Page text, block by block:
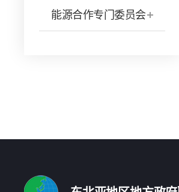
能源合作专门委员会